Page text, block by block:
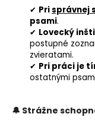
✔ Prisprávnej
psami.
✔ Lovecký
postupné
zvieratami.
✔ Pri práci je
ostatnými
🔔 Strážne